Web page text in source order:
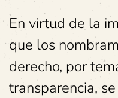
En virtud de la
que los
derecho, por
transparencia,